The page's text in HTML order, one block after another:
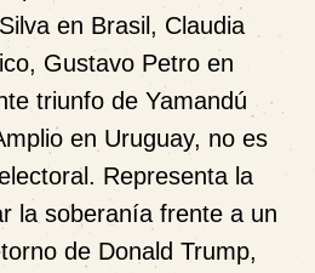
en Brasil, Claudia
Gustavo Petro en
triunfo de Yamandú
en Uruguay, no es
Representa la
la soberanía frente a un
de Donald Trump,